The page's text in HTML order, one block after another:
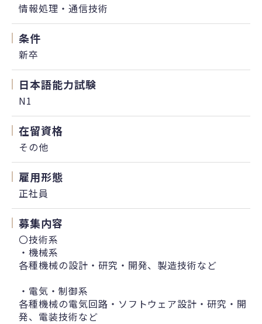
情報処理・通信技術
条件
新卒
日本語能力試験
N1
在留資格
その他
雇用形態
正社員
募集内容
〇技術系
・機械系
各種機械の設計・研究・開発、製造技術など
・電気・制御系
各種機械の電気回路・ソフトウェア設計・研究・開
発、電装技術など